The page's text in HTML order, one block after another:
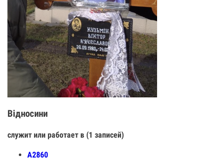
Відносини
служит или работает в (1 записей)
А2860